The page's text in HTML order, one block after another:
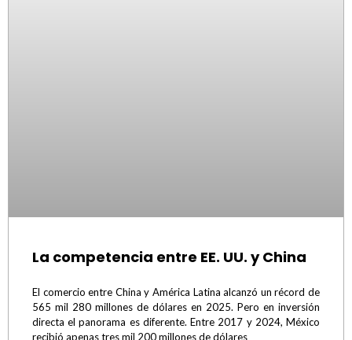
La competencia entre EE. UU. y China
El comercio entre China y América Latina alcanzó un récord de
565 mil 280 millones de dólares en 2025. Pero en inversión
directa el panorama es diferente. Entre 2017 y 2024, México
recibió apenas tres mil 200 millones de dólares